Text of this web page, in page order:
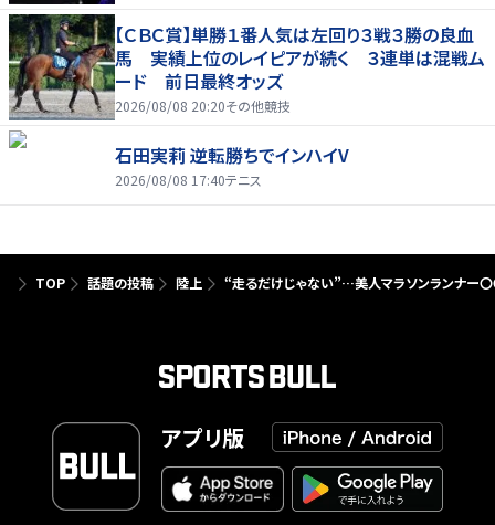
【ＣＢＣ賞】単勝１番人気は左回り３戦３勝の良血
馬 実績上位のレイピアが続く ３連単は混戦ム
ード 前日最終オッズ
2026/08/08 20:20その他競技
石田実莉 逆転勝ちでインハイV
2026/08/08 17:40テニス
TOP 話題の投稿 陸上 “走るだけじゃない”…美人マラソンランナー
アプリ版